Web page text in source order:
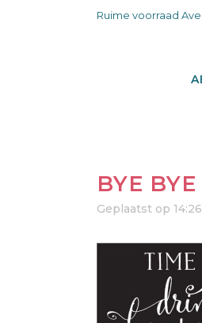
Ruime voorraad
BYE
Geplaatst op